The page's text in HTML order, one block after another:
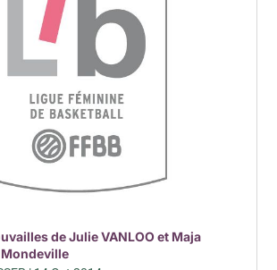
de Julie VANLOO et Maja
Mondeville